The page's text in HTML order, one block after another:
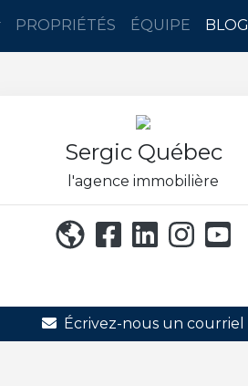
PROPRIÉTÉS ÉQUIPE BLOG
Sergic Québec
l'agence immobilière
Écrivez-nous un courriel